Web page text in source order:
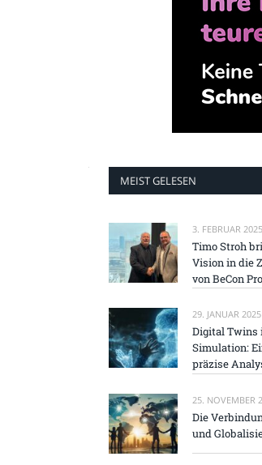
MEIST GELESEN
3. FEBRUAR 2025
Timo Stroh
Vision in die
von BeCon
29. JANUAR 2025
Digital Twins
Simulation:
präzise
25. NOVEMBER
Die
und